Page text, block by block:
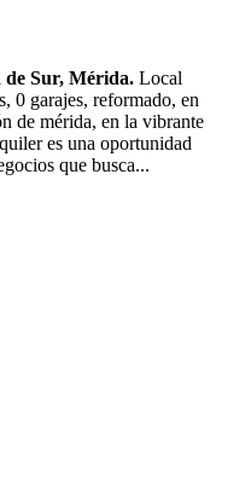
de Sur, Mérida. Local
0 garajes, reformado, en
de mérida, en la vibrante
es una oportunidad
que busca...